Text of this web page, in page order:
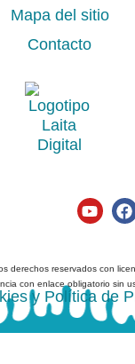
Mapa del sitio
Contacto
derechos reservados con
con enlace obligatorio sin
y Política de